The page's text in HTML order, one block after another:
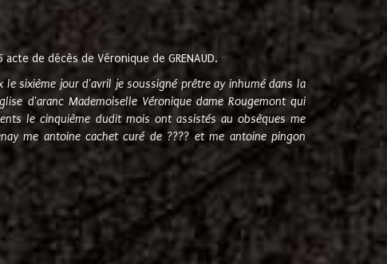
de décès de Véronique de GRENAUD.
sixième jour d'avril je soussigné prêtre ay inhumé dans la
d'aranc Mademoiselle Véronique dame Rougemont qui
le cinquième dudit mois ont assistés au obsèques me
me antoine cachet curé de ???? et me antoine pingon